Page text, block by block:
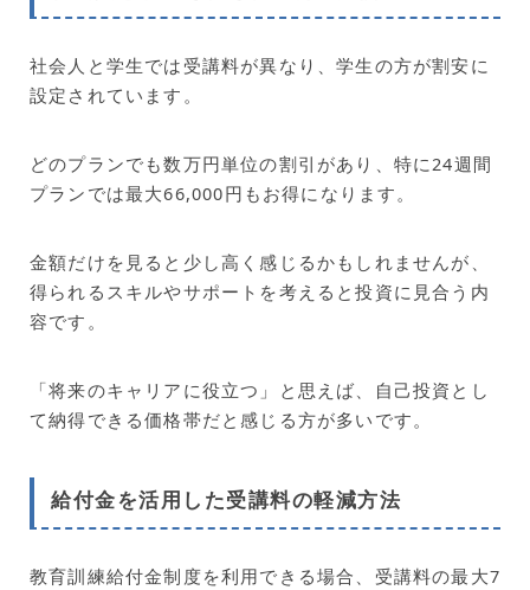
社会人と学生では受講料が異なり、学生の方が割安に
設定されています。
どのプランでも数万円単位の割引があり、特に24週間
プランでは最大66,000円もお得になります。
金額だけを見ると少し高く感じるかもしれませんが、
得られるスキルやサポートを考えると投資に見合う内
容です。
「将来のキャリアに役立つ」と思えば、自己投資とし
て納得できる価格帯だと感じる方が多いです。
給付金を活用した受講料の軽減方法
教育訓練給付金制度を利用できる場合、受講料の最大7